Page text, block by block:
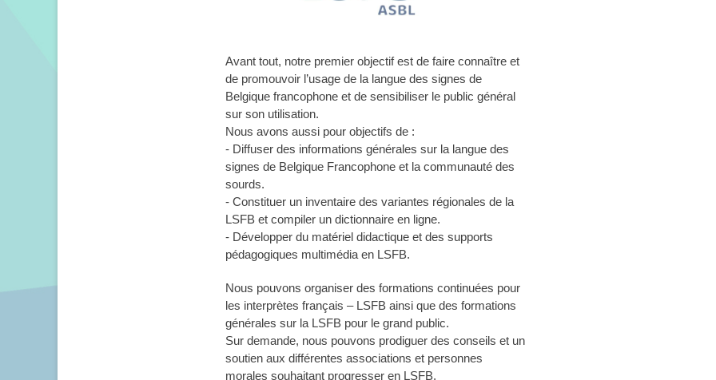
Avant tout, notre premier objectif est de faire connaître et
de promouvoir l’usage de la langue des signes de
Belgique francophone et de sensibiliser le public général
sur son utilisation.
Nous avons aussi pour objectifs de :
- Diffuser des informations générales sur la langue des
signes de Belgique Francophone et la communauté des
sourds.
- Constituer un inventaire des variantes régionales de la
LSFB et compiler un dictionnaire en ligne.
- Développer du matériel didactique et des supports
pédagogiques multimédia en LSFB.
Nous pouvons organiser des formations continuées pour
les interprètes français – LSFB ainsi que des formations
générales sur la LSFB pour le grand public.
Sur demande, nous pouvons prodiguer des conseils et un
soutien aux différentes associations et personnes
morales souhaitant progresser en LSFB.